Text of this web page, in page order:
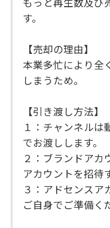
す。
【売却の理由】
本業多忙により全
しまうため。
【引き渡し方法】
１：チャンネルは
でお渡しします。
２：ブランドアカ
アカウントを招待
３：アドセンスア
ご自身でご準備く